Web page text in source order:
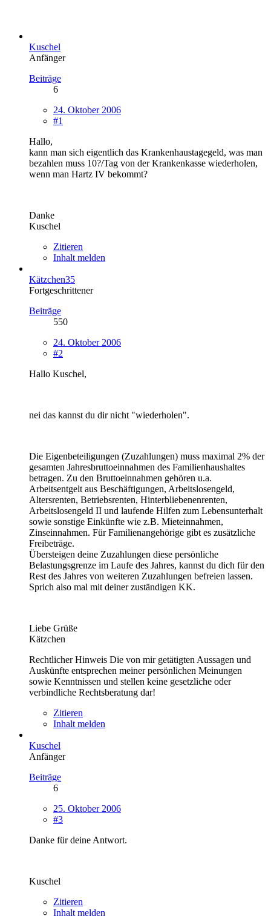
Kuschel
Anfänger
Beiträge
6
24. Oktober 2006
#1
Hallo,
kann man sich eigentlich das Krankenhaustagegeld, was man
bezahlen muss 10?/Tag von der Krankenkasse wiederholen,
wenn man Hartz IV bekommt?
Danke
Kuschel
Zitieren
Inhalt melden
Kätzchen35
Fortgeschrittener
Beiträge
550
24. Oktober 2006
#2
Hallo Kuschel,
nei das kannst du dir nicht "wiederholen".
Die Eigenbeteiligungen (Zuzahlungen) muss maximal 2% der
gesamten Jahresbruttoeinnahmen des Familienhaushaltes
betragen. Zu den Bruttoeinnahmen gehören u.a.
Arbeitsentgelt aus Beschäftigungen, Arbeitslosengeld,
Altersrenten, Betriebsrenten, Hinterbliebenenrenten,
Arbeitslosengeld II und laufende Hilfen zum Lebensunterhalt
sowie sonstige Einkünfte wie z.B. Mieteinnahmen,
Zinseinnahmen. Für Familienangehörige gibt es zusätzliche
Freibeträge.
Übersteigen deine Zuzahlungen diese persönliche
Belastungsgrenze im Laufe des Jahres, kannst du dich für den
Rest des Jahres von weiteren Zuzahlungen befreien lassen.
Sprich also mal mit deiner zuständigen KK.
Liebe Grüße
Kätzchen
Rechtlicher Hinweis Die von mir getätigten Aussagen und
Auskünfte entsprechen meiner persönlichen Meinungen
sowie Kenntnissen und stellen keine gesetzliche oder
verbindliche Rechtsberatung dar!
Zitieren
Inhalt melden
Kuschel
Anfänger
Beiträge
6
25. Oktober 2006
#3
Danke für deine Antwort.
Kuschel
Zitieren
Inhalt melden